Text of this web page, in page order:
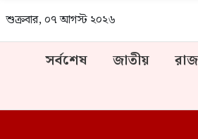
শুক্রবার, ০৭ আগস্ট ২০২৬
সর্বশেষ জাতীয়